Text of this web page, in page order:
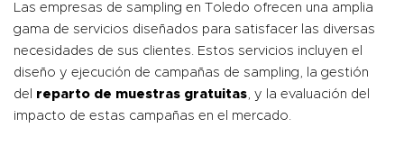
Las empresas de sampling en Toledo ofrecen una amplia
gama de servicios diseñados para satisfacer las diversas
necesidades de sus clientes. Estos servicios incluyen el
diseño y ejecución de campañas de sampling, la gestión
del reparto de muestras gratuitas, y la evaluación del
impacto de estas campañas en el mercado.